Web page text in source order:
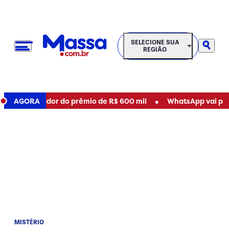
SELECIONE SUA REGIÃO
SELECIONE SUA
REGIÃO
AGORA
ganhador do prêmio de R$ 600 mil • WhatsApp vai parar
MISTÉRIO